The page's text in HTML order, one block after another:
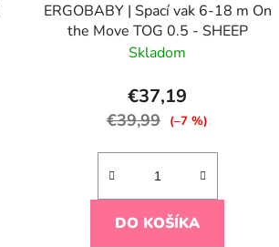
ERGOBABY | Spací vak 6-18 m On
the Move TOG 0.5 - SHEEP
Skladom
€37,19
€39,99 (–7 %)
DO KOŠÍKA